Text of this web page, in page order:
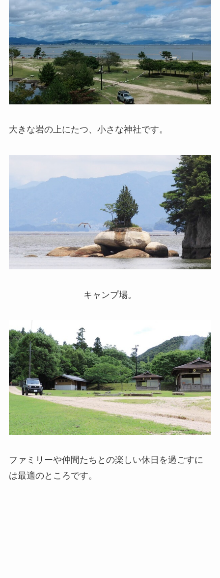
大きな岩の上にたつ、小さな神社です。
キャンプ場。
ファミリーや仲間たちとの楽しい休日を過ごすに
は最適のところです。